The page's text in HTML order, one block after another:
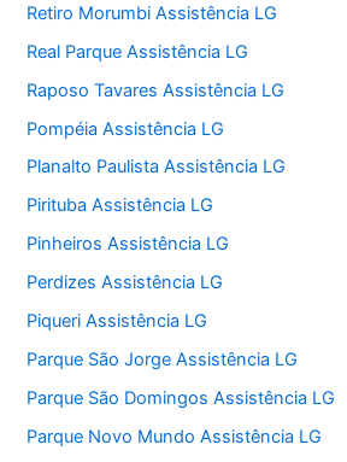
Retiro Morumbi Assistência LG
Real Parque Assistência LG
Raposo Tavares Assistência LG
Pompéia Assistência LG
Planalto Paulista Assistência LG
Pirituba Assistência LG
Pinheiros Assistência LG
Perdizes Assistência LG
Piqueri Assistência LG
Parque São Jorge Assistência LG
Parque São Domingos Assistência LG
Parque Novo Mundo Assistência LG